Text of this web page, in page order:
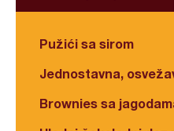
Pužići sa sirom
Jednostavna,
Brownies sa